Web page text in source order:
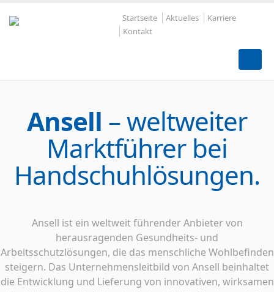
Startseite Aktuelles
Karriere
Kontakt
Ansell – weltweiter
Marktführer bei
Handschuhlösungen.
Ansell ist ein weltweit führender Anbieter von
herausragenden Gesundheits- und
Arbeitsschutzlösungen, die das menschliche Wohlbefinden
steigern. Das Unternehmensleitbild von Ansell beinhaltet
die Entwicklung und Lieferung von innovativen, wirksamen